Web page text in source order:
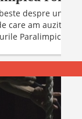
despre un
care am auzit cu
Paralimpice de